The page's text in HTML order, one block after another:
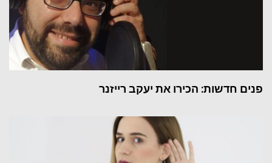
פנים חדשות: הכירו את יעקב רייזנר